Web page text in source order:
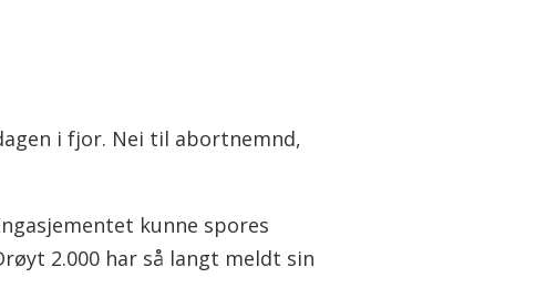
i fjor. Nei til abortnemnd,
kunne spores
2.000 har så langt meldt sin